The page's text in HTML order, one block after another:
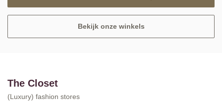
Bekijk onze winkels
The Closet
(Luxury) fashion stores